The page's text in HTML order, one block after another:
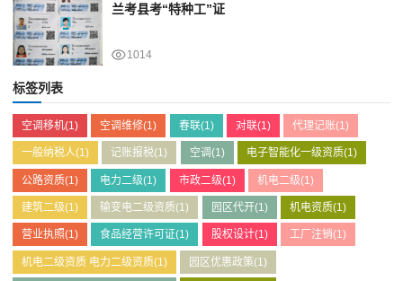
兰考县考“特种工”证
1014
标签列表
空调移机(1) 空调维修(1) 春联(1) 对联(1) 代理记账(1)
一般纳税人(1) 记账报税(1) 空调(1) 电子智能化一级资质(1)
公路资质(1) 电力二级(1) 市政二级(1) 机电二级(1)
建筑二级(1) 输变电二级资质(1) 园区代开(1) 机电资质(1)
营业执照(1) 食品经营许可证(1) 股权设计(1) 工厂注销(1)
机电二级资质 电力二级资质(1) 园区优惠政策(1)